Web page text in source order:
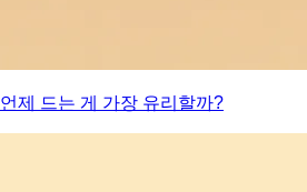
제 드는 게 가장 유리할까?